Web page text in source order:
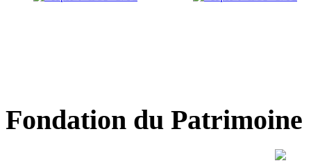
Fondation du Patrimoine